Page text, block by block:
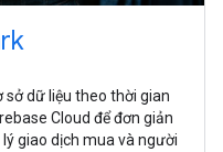
sở dữ liệu theo thời gian
Cloud để đơn giản
giao dịch mua và người